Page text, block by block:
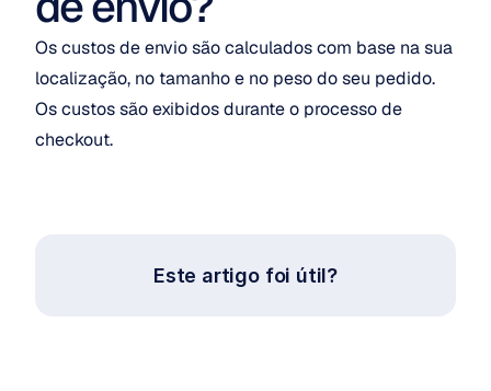
Os custos de envio são calculados com base na sua
localização, no tamanho e no peso do seu pedido.
Os custos são exibidos durante o processo de
checkout.
Este artigo foi útil?